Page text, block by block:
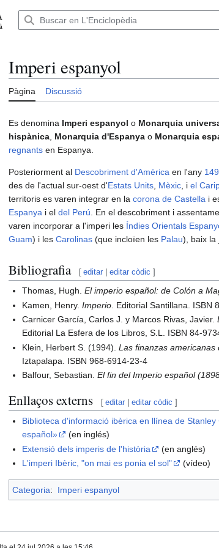
Imperi espanyol
Pàgina Discussió
Es denomina Imperi espanyol o Monarquia
hispànica Monarquia d'Espanya o Monarquia
regnants en Espanya.
Posteriorment al Descobriment d'Amèrica en l'any
des de l'actual sur-oest d'Estats Units Mèxic , i el
territoris es varen integrar en la corona de Castella i
Espanya i el del Perú . En el descobriment i
varen incorporar a l'imperi les Índies Orientals
Guam) i les Carolinas (que incloïen les Palau), baix la
Bibliografia [ editar |editar còdic ]
Thomas, Hugh.El imperio español: de Colón a
Kamen, Henry.Imperio . Editorial Santillana. ISBN
Carnicer García, Carlos J. y Marcos Rivas, Javier.
Editorial La Esfera de los Libros, S.L. ISBN 84-
Klein, Herbert S. (1994).Las finanzas
Iztapalapa. ISBN 968-6914-23-4
Balfour, Sebastian.El fin del Imperio español
Enllaços externs [ editar |editar còdic ]
Biblioteca d'informació ibèrica en llínea de
español»
(en inglés)
Extensió dels imperis de l'història
(en anglés)
L'imperi Ibèric, "on mai es ponia el sol"
(vídeo)
Categoria: Imperi espanyol